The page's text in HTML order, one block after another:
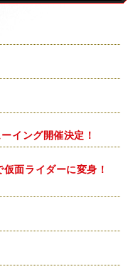
イング開催決定！
面ライダーに変身！